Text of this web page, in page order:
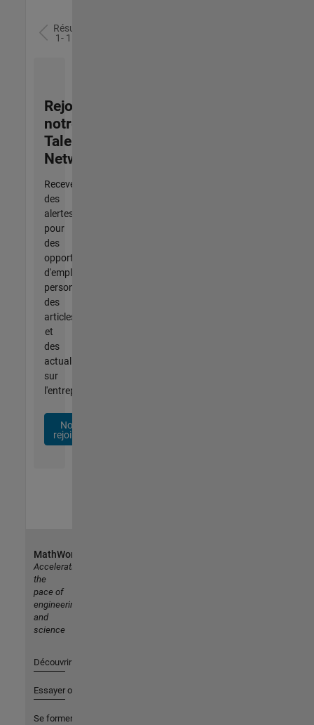
Résultats
1- 1 de
Rejoignez
notre
Talent
Network
Recevez
des
alertes
pour
des
opportunités
d'emploi
personnalisées,
des
articles
et
des
actualités
sur
l'entreprise.
Nous
rejoindre
MathWorks
Accelerating
the
pace of
engineering
and
science
Découvrir les produits
Essayer ou acheter
Se former